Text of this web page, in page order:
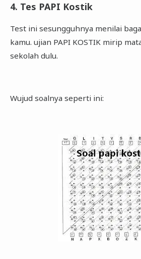
4. Tes PAPI Kostik
Test ini sesungguhnya menilai
kamu. ujian PAPI KOSTIK mirip
sekolah dulu.
Wujud soalnya seperti ini: